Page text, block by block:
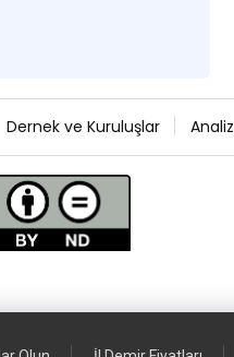
Dernek ve Kuruluşlar Analiz